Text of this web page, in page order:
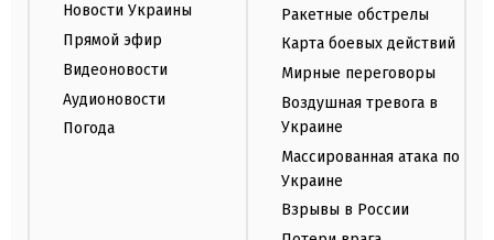
Новости Украины
Прямой эфир
Видеоновости
Аудионовости
Погода
Ракетные обстрелы
Карта боевых действий
Мирные переговоры
Воздушная тревога в
Украине
Массированная атака по
Украине
Взрывы в России